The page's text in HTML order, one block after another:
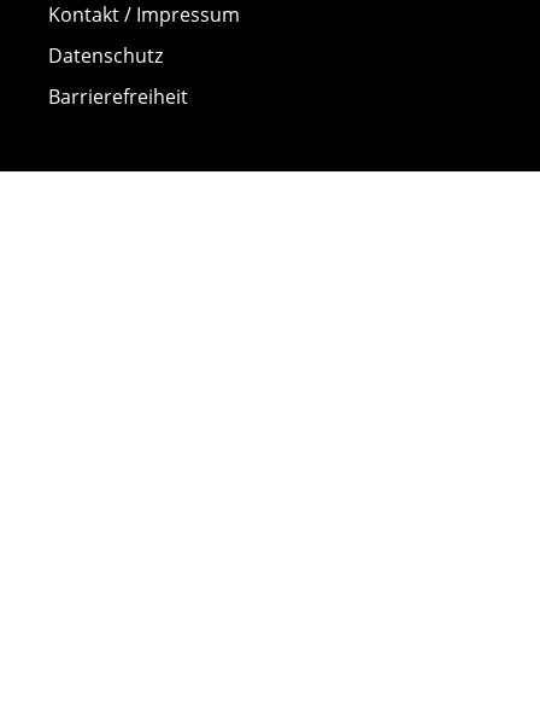
Kontakt / Impressum
Datenschutz
Barrierefreiheit